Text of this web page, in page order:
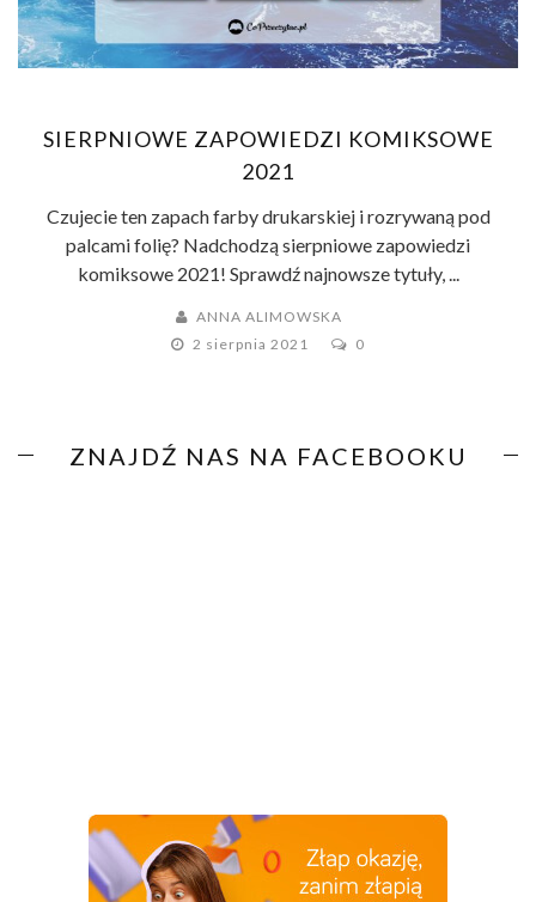
SIERPNIOWE ZAPOWIEDZI KOMIKSOWE
2021
Czujecie ten zapach farby drukarskiej i rozrywaną pod
palcami folię? Nadchodzą sierpniowe zapowiedzi
komiksowe 2021! Sprawdź najnowsze tytuły, ...
ANNA ALIMOWSKA
2 sierpnia 2021
0
ZNAJDŹ NAS NA FACEBOOKU